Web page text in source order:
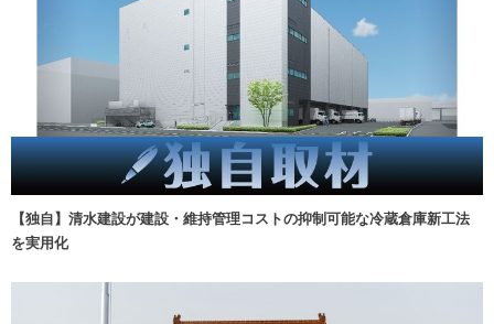
【独自】清水建設が建設・維持管理コストの抑制可能な冷蔵倉庫新工法
を実用化